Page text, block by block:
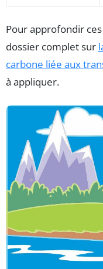
Pour approfondir
dossier complet sur
carbone liée aux
à appliquer.